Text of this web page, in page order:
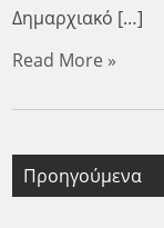
Δημαρχιακό […]
Read More »
Πλοήγηση
άρθρων
Προηγούμενα